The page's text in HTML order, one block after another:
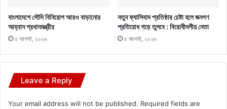
বাংলাদেশে সৌদি বিনিয়োগ আরও বাড়ানোর
আহ্বান প্রধানমন্ত্রীর
৫ আগস্ট, ২০২৬
নতুন ফ্যাসিবাদ প্রতিষ্ঠার চেষ্টা হলে জনগণ
প্রতিরোধ গড়ে তুলবে : বিরোধীদলীয় নেতা
৫ আগস্ট, ২০২৬
Leave a Reply
Your email address will not be published. Required fields are